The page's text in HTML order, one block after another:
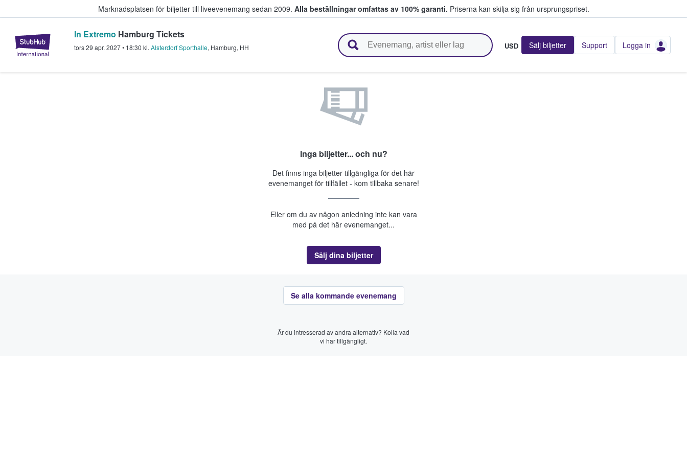
Marknadsplatsen för biljetter till liveevenemang sedan 2009. Alla beställningar omfattas av 100% garanti. Priserna kan skilja sig från ursprungspriset.
StubHub – där fans köper och säljer biljetter.
In Extremo Hamburg Tickets
tors 29 apr. 2027• 18:30 kl. Alsterdorf Sporthalle, Hamburg, HH USD Sälj biljetter Support Logga in
Inga biljetter... och nu?
Det finns inga biljetter tillgängliga för det här
evenemanget för tillfället - kom tillbaka senare!
Eller om du av någon anledning inte kan vara
med på det här evenemanget...
Sälj dina biljetter
Se alla kommande evenemang
Är du intresserad av andra alternativ? Kolla vad
vi har tillgängligt.